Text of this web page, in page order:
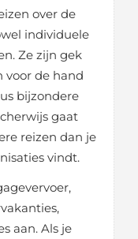
over de
individuele
Ze zijn gek
voor de hand
bijzondere
gaat
reizen dan je
vindt.
aan. Als je